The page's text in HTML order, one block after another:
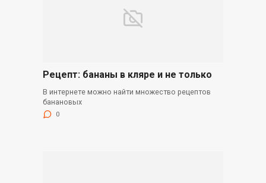
Рецепт: бананы в кляре и не только
В интернете можно найти множество рецептов
банановых
0